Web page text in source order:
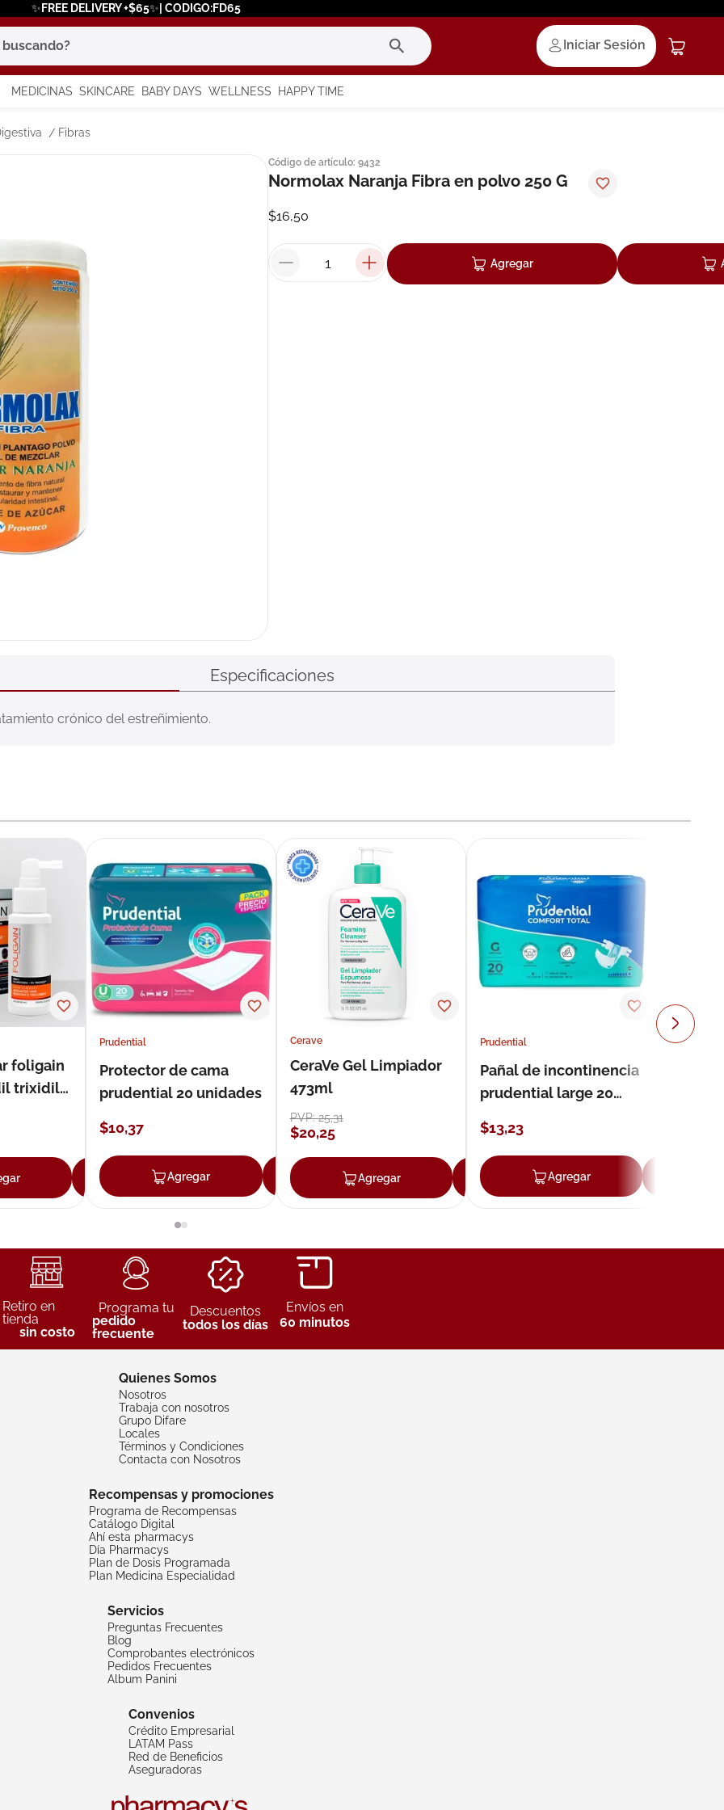
✨FREE DELIVERY +$65✨| CODIGO:FD65
Iniciar Sesión
MEDICINAS SKINCARE BABY DAYS WELLNESS HAPPY TIME
Fibras
Código de artículo: 9432
Normolax Naranja Fibra en polvo 250 G
$16,50
Agregar
Especificaciones
crónico del estreñimiento.
foligain
trixidil
Agregar
Prudential
Protector de cama
prudential 20 unidades
$10,37
Agregar Agregar
Cerave
CeraVe Gel Limpiador
473ml
PVP:25,31
$20,25
Agregar Agregar
Prudential
Pañal de incontinencia
prudential large 20
$13,23
Agregar
Retiro en
tienda
sin costo
Programa tu
pedido
frecuente
Descuentos
todos los días
Envíos en
60 minutos
Quienes Somos
Nosotros
Trabaja con nosotros
Grupo Difare
Locales
Términos y Condiciones
Contacta con Nosotros
Recompensas y promociones
Programa de Recompensas
Catálogo Digital
Ahí esta pharmacys
Día Pharmacys
Plan de Dosis Programada
Plan Medicina Especialidad
Servicios
Preguntas Frecuentes
Blog
Comprobantes electrónicos
Pedidos Frecuentes
Album Panini
Convenios
Crédito Empresarial
LATAM Pass
Red de Beneficios
Aseguradoras
más buscados